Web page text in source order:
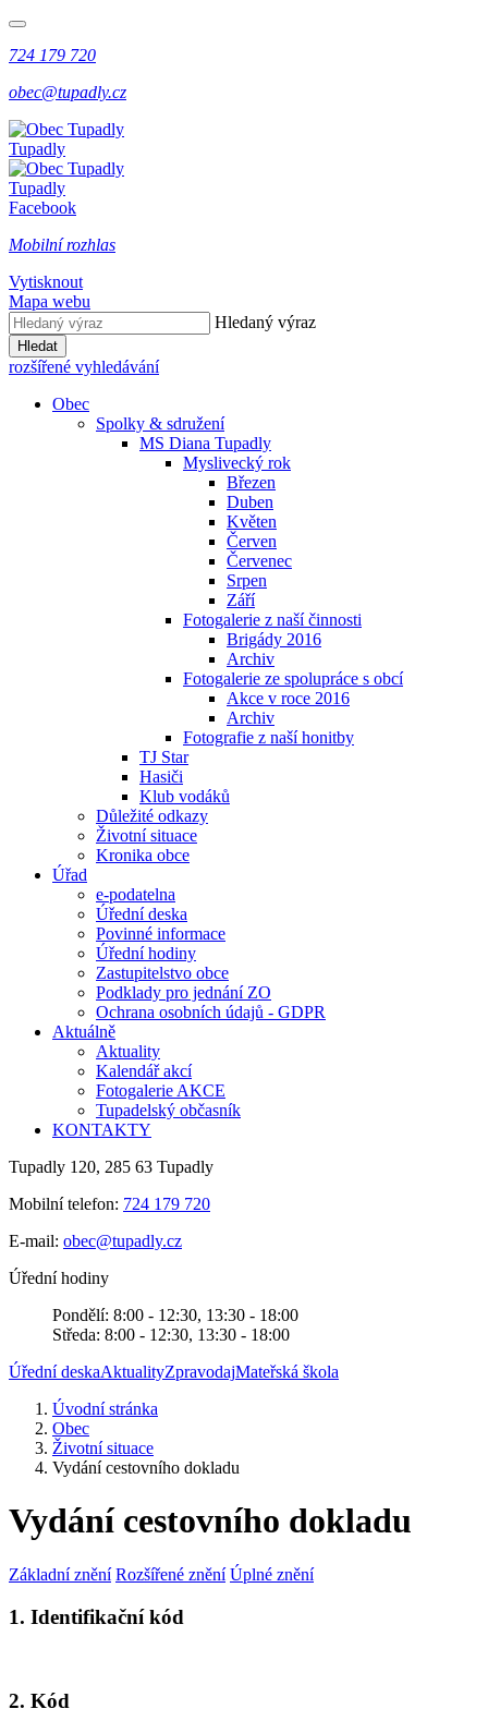
724 179 720
obec@tupadly.cz
Tupadly
Tupadly
Facebook
Mobilní rozhlas
Vytisknout
Mapa webu
Hledaný výraz
Hledat
rozšířené vyhledávání
Obec
Spolky & sdružení
MS Diana Tupadly
Myslivecký rok
Březen
Duben
Květen
Červen
Červenec
Srpen
Září
Fotogalerie z naší činnosti
Brigády 2016
Archiv
Fotogalerie ze spolupráce s obcí
Akce v roce 2016
Archiv
Fotografie z naší honitby
TJ Star
Hasiči
Klub vodáků
Důležité odkazy
Životní situace
Kronika obce
Úřad
e-podatelna
Úřední deska
Povinné informace
Úřední hodiny
Zastupitelstvo obce
Podklady pro jednání ZO
Ochrana osobních údajů - GDPR
Aktuálně
Aktuality
Kalendář akcí
Fotogalerie AKCE
Tupadelský občasník
KONTAKTY
Tupadly 120, 285 63 Tupadly
Mobilní telefon: 724 179 720
E-mail: obec@tupadly.cz
Úřední hodiny
Pondělí: 8:00 - 12:30, 13:30 - 18:00
Středa: 8:00 - 12:30, 13:30 - 18:00
Úřední deskaAktualityZpravodajMateřská škola
Úvodní stránka
Obec
Životní situace
Vydání cestovního dokladu
Vydání cestovního dokladu
Základní znění Rozšířené znění Úplné znění
1. Identifikační kód
2. Kód